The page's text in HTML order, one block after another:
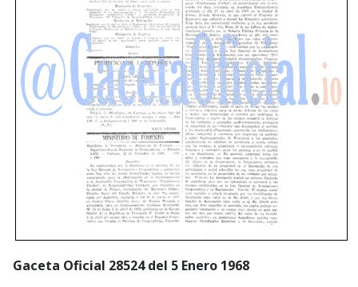
Gaceta Oficial 28524 del 5 Enero 1968